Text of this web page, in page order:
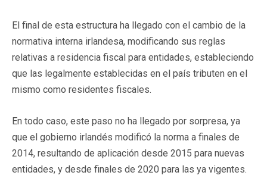
El final de esta estructura ha llegado con el cambio de la
normativa interna irlandesa, modificando sus reglas
relativas a residencia fiscal para entidades, estableciendo
que las legalmente establecidas en el país tributen en el
mismo como residentes fiscales.
En todo caso, este paso no ha llegado por sorpresa, ya
que el gobierno irlandés modificó la norma a finales de
2014, resultando de aplicación desde 2015 para nuevas
entidades, y desde finales de 2020 para las ya vigentes.